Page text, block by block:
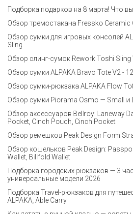
Подборка подарков на 8 марта! Что
Обзор тремостакана Fressko Ceramic
Обзор сумки для игровых консолей
Sling
Обзор слинг-сумок Rework Toshi Sling
Обзор сумки ALPAKA Bravo Tote V2 -
Обзор сумки-рюкзака ALPAKA Flow
Обзор сумки Piorama Osmo — Small и
Обзор аксессуаров Bellroy: Laneway
Pocket, Cinch Pouch, Cinch Pocket
Обзор ремешков Peak Design Form
Обзор кошельков Peak Design:
Wallet, Billfold Wallet
Подборка городских рюкзаков — 3
универсальные модели 2026
Подборка Travel-рюкзаков для
ALPAKA, Able Carry